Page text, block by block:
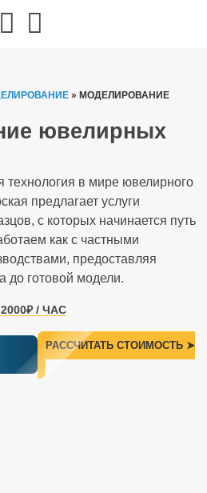
» МОДЕЛИРОВАНИЕ
ювелирных
технология в мире ювелирного
предлагает услуги
с которых начинается путь
как с частными
предоставляя
до готовой модели.
/ ЧАС
РАССЧИТАТЬ СТОИМОСТЬ ➤